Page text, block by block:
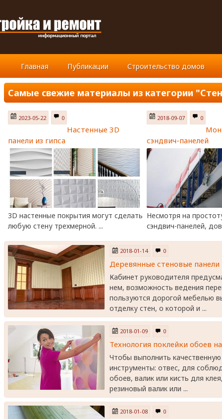
Главная Публикации Строительство домов
Самые свежие материалы из категории
2023-05-22 0
Настенные 3D
панели из гипса
3D настенные покрытия могут сделать
любую стену трехмерной. ...
2018-09-07 0
сэндвич-панелей
Несмотря на
сэндвич-панелей,
2018-01-14 0
Деревянные стеновые панели
Кабинет руководителя
нем, возможность ведения
пользуются дорогой мебелью
отделку стен, о которой и ...
2018-01-09 0
Технология поклейки обоев
Чтобы выполнить
инструменты: отвес, для
обоев, валик или кисть для
резиновый валик или ...
2018-01-08 0